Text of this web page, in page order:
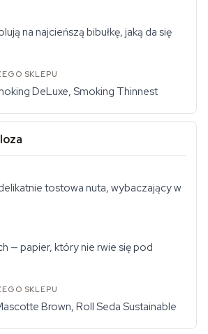
na najcieńszą bibułkę, jaką da się
DeLuxe, Smoking Thinnest
tostowa nuta, wybaczający w
— papier, który nie rwie się pod
Brown, Roll Seda Sustainable